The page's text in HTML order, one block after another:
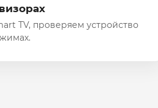
TV, проверяем устройство